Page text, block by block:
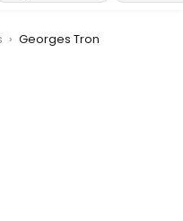
› Georges Tron